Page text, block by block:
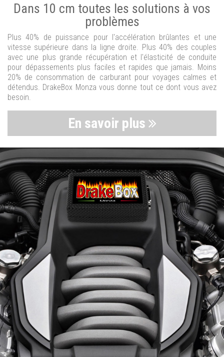
Dans 10 cm toutes les solutions à vos
problèmes
Plus 40% de puissance pour l'accélération brûlantes et une
vitesse supérieure dans la ligne droite. Plus 40% des couples
avec une plus grande récupération et l'élasticité de conduite
pour dépassements plus faciles et rapides que jamais. Moins
20% de consommation de carburant pour voyages calmes et
détendus. DrakeBox Monza vous donne tout ce dont vous avez
besoin.
En savoir plus